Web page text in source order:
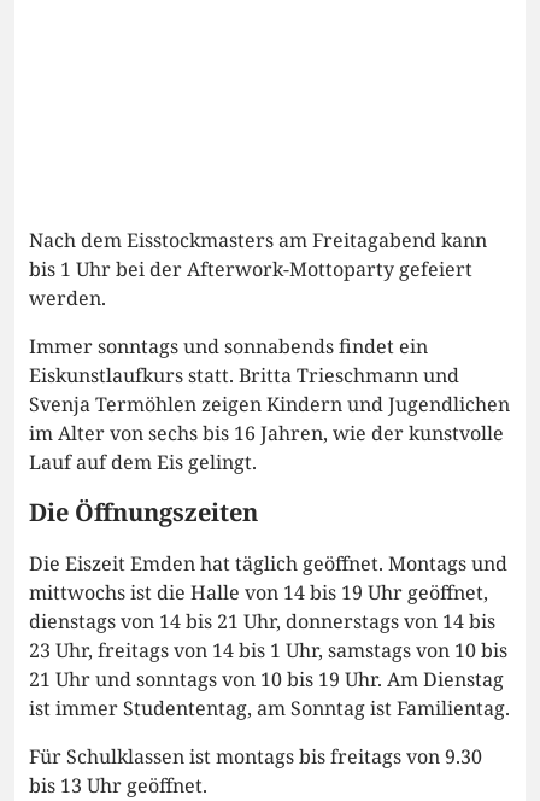
Nach dem Eisstockmasters am Freitagabend kann
bis 1 Uhr bei der Afterwork-Mottoparty gefeiert
werden.
Immer sonntags und sonnabends findet ein
Eiskunstlaufkurs statt. Britta Trieschmann und
Svenja Termöhlen zeigen Kindern und Jugendlichen
im Alter von sechs bis 16 Jahren, wie der kunstvolle
Lauf auf dem Eis gelingt.
Die Öffnungszeiten
Die Eiszeit Emden hat täglich geöffnet. Montags und
mittwochs ist die Halle von 14 bis 19 Uhr geöffnet,
dienstags von 14 bis 21 Uhr, donnerstags von 14 bis
23 Uhr, freitags von 14 bis 1 Uhr, samstags von 10 bis
21 Uhr und sonntags von 10 bis 19 Uhr. Am Dienstag
ist immer Studententag, am Sonntag ist Familientag.
Für Schulklassen ist montags bis freitags von 9.30
bis 13 Uhr geöffnet.